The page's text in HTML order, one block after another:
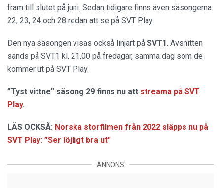
fram till slutet på juni. Sedan tidigare finns även säsongerna
22, 23, 24 och 28 redan att se på SVT Play.
Den nya säsongen visas också linjärt på SVT1. Avsnitten
sänds på SVT1 kl. 21.00 på fredagar, samma dag som de
kommer ut på SVT Play.
”Tyst vittne” säsong 29 finns nu att streama på SVT
Play.
LÄS OCKSÅ: Norska storfilmen från 2022 släpps nu på
SVT Play: ”Ser löjligt bra ut”
ANNONS